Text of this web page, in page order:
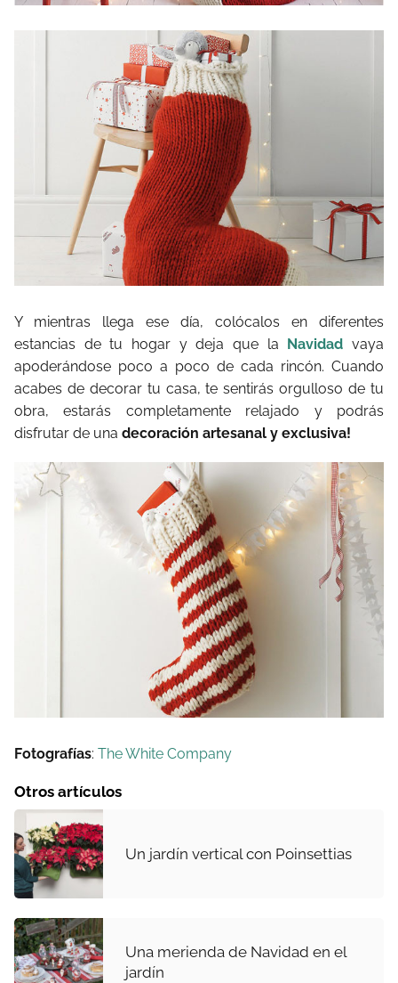
Y mientras llega ese día, colócalos en diferentes
estancias de tu hogar y deja que la
Navidad vaya
apoderándose poco a poco de cada rincón. Cuando
acabes de decorar tu casa, te sentirás orgulloso de tu
obra, estarás completamente relajado y podrás
disfrutar de una decoración artesanal y exclusiva!
Fotografías: The White Company
Otros artículos
Un jardín vertical con Poinsettias
Una merienda de Navidad en el
jardín